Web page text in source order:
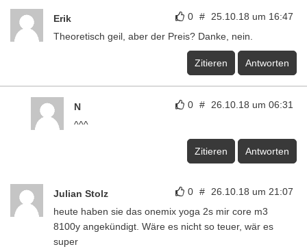
0 # 25.10.18 um 16:47
Erik
Theoretisch geil, aber der Preis? Danke, nein.
Zitieren Antworten
0 # 26.10.18 um 06:31
N
^^^
Zitieren Antworten
0 # 26.10.18 um 21:07
Julian Stolz
heute haben sie das onemix yoga 2s mir core m3
8100y angekündigt. Wäre es nicht so teuer, wär es
super